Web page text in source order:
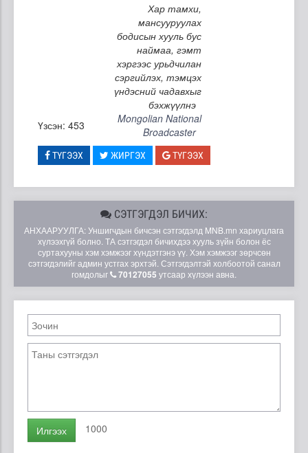
Хар тамхи,
мансууруулах
бодисын хууль бус
наймаа, гэмт
хэргээс урьдчилан
сэргийлэх, тэмцэх
үндэсний чадавхыг
бэхжүүлнэ
Үзсэн: 453
Mongolian National
Broadcaster
ТҮГЭЭХ ЖИРГЭХ ТҮГЭЭХ
СЭТГЭГДЭЛ БИЧИХ:
АНХААРУУЛГА: Уншигчдын бичсэн сэтгэгдэлд MNB.mn хариуцлага
хүлээхгүй болно. ТА сэтгэгдэл бичихдээ хууль зүйн болон ёс
суртахууны хэм хэмжээг хүндэтгэнэ үү. Хэм хэмжээг зөрчсөн
сэтгэгдэлийг админ устгах эрхтэй. Сэтгэгдэлтэй холбоотой санал
гомдолыг
70127055 утсаар хүлээн авна.
Илгээх 1000